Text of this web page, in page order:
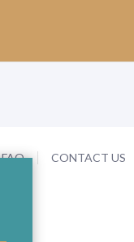
FAQ CONTACT US